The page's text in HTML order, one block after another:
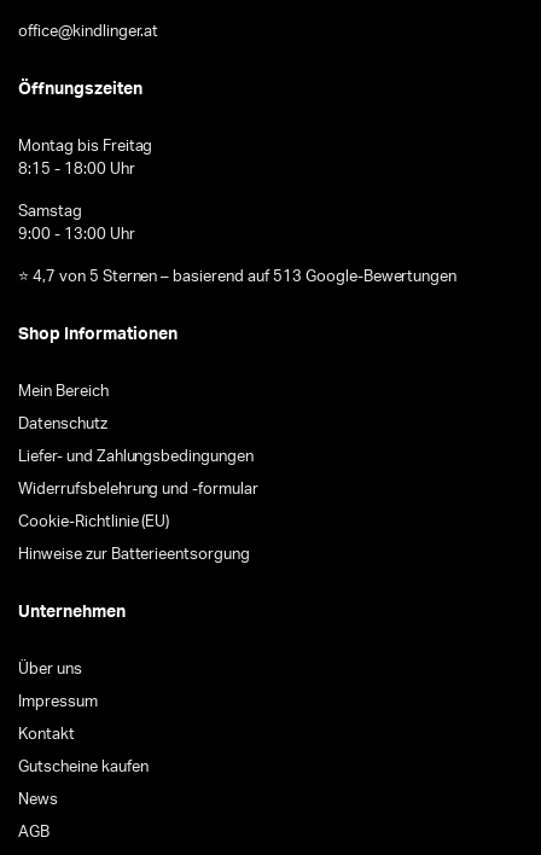
office@kindlinger.at
Öffnungszeiten
Montag bis Freitag
8:15 - 18:00 Uhr
Samstag
9:00 - 13:00 Uhr
⭐ 4,7 von 5 Sternen – basierend auf 513 Google-Bewertungen
Shop Informationen
Mein Bereich
Datenschutz
Liefer- und Zahlungsbedingungen
Widerrufsbelehrung und -formular
Cookie-Richtlinie (EU)
Hinweise zur Batterieentsorgung
Unternehmen
Über uns
Impressum
Kontakt
Gutscheine kaufen
News
AGB